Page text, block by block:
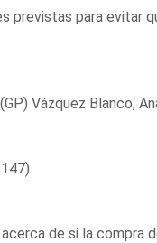
previstas para evitar
Vázquez Blanco,
de si la compra